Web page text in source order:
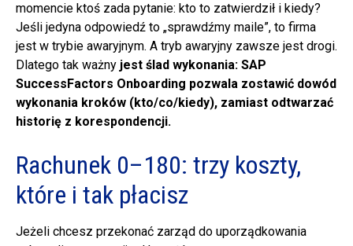
momencie ktoś zada pytanie: kto to zatwierdził i kiedy?
Jeśli jedyna odpowiedź to „sprawdźmy maile”, to firma
jest w trybie awaryjnym. A tryb awaryjny zawsze jest drogi.
Dlatego tak ważny jest ślad wykonania: SAP
SuccessFactors Onboarding pozwala zostawić dowód
wykonania kroków (kto/co/kiedy), zamiast odtwarzać
historię z korespondencji.
Rachunek 0–180: trzy koszty,
które i tak płacisz
Jeżeli chcesz przekonać zarząd do uporządkowania